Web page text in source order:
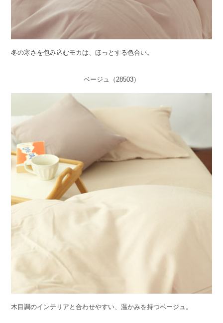
冬の寒さを包み込むモカは、ほっとする色合い。
ベージュ（28503）
木目調のインテリアと合わせやすい、温かみを持つベージュ。